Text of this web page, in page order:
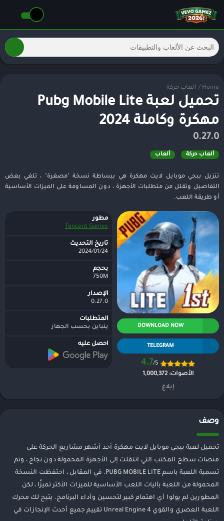
Home
/ ألعاب حركة
تحميل لعبة Pubg Mobile Lite
مهكرة وكاملة 2024
0.27.0
ألعاب حركة ألعاب
تنزيل ببجي موبايل لايت مهكرة هي ببساطة نسخة "مصغرة" ، تلغي بعض
التفاصيل وتقلل من متطلبات الأجهزة ، دون المساومة على الميزات الأساسية
أو طريقة اللعب.
DOWNLOAD NOW
TELEGRAM
4.7/5
الأصوات: 1,000,372
إبلاغ
مطور
Tencent Games
تاريخ التحديث
2024/01/24
بحجم
750M
الإصدار
0.27.0
المتطلبات
يتباين بحسب الجهاز
احصل عليه
وصف
تحميل لعبة ببجي موبايل لايت مهكرة أحد أشهر مشاريع الحركة على
منصات سطح المكتب التي انتقلت إلى الأجهزة المحمولة دون نجاح ، وتم
تسمية اللعبة باسم PUBG MOBILE LITE. في المقابل ، احتفظت النسخة
المحمولة من اللعبة بآليات اللعب الأساسية للميزات الأكثر تميزًا ، لكن
المطورين لم يولوا أي اهتمام كبير لتحسين وأداء البرنامج. يتيح لك محرك
اللعبة العصري والقوي Unreal Engine 4 تقييم جميع أحدث الإنجازات في